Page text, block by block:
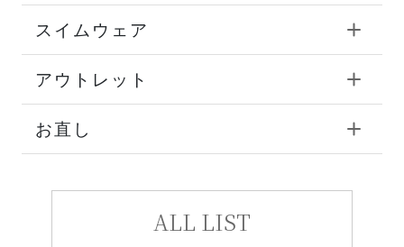
スイムウェア
アウトレット
お直し
ALL LIST